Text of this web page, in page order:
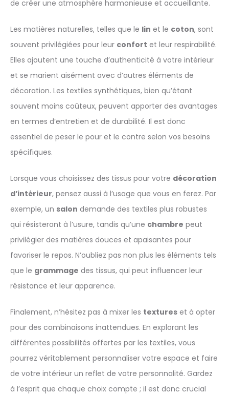
de créer une atmosphère harmonieuse et accueillante.
Les matières naturelles, telles que le lin et le coton, sont
souvent privilégiées pour leur confort et leur respirabilité.
Elles ajoutent une touche d’authenticité à votre intérieur
et se marient aisément avec d’autres éléments de
décoration. Les textiles synthétiques, bien qu’étant
souvent moins coûteux, peuvent apporter des avantages
en termes d’entretien et de durabilité. Il est donc
essentiel de peser le pour et le contre selon vos besoins
spécifiques.
Lorsque vous choisissez des tissus pour votre décoration
d’intérieur, pensez aussi à l’usage que vous en ferez. Par
exemple, un salon demande des textiles plus robustes
qui résisteront à l’usure, tandis qu’une chambre peut
privilégier des matières douces et apaisantes pour
favoriser le repos. N’oubliez pas non plus les éléments tels
que le grammage des tissus, qui peut influencer leur
résistance et leur apparence.
Finalement, n’hésitez pas à mixer les textures et à opter
pour des combinaisons inattendues. En explorant les
différentes possibilités offertes par les textiles, vous
pourrez véritablement personnaliser votre espace et faire
de votre intérieur un reflet de votre personnalité. Gardez
à l’esprit que chaque choix compte ; il est donc crucial